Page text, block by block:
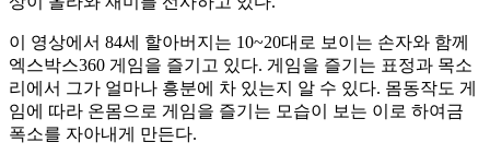
이 영상에서 84세 할아버지는 10~20대로 보이는 손자와 함께
엑스박스360 게임을 즐기고 있다. 게임을 즐기는 표정과 목소
리에서 그가 얼마나 흥분에 차 있는지 알 수 있다. 몸동작도 게
임에 따라 온몸으로 게임을 즐기는 모습이 보는 이로 하여금
폭소를 자아내게 만든다.